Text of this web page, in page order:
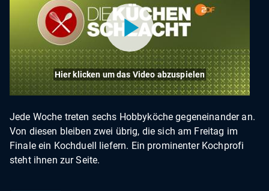
Hier klicken um das Video abzuspielen
Jede Woche treten sechs Hobbyköche gegeneinander an.
Von diesen bleiben zwei übrig, die sich am Freitag im
Finale ein Kochduell liefern. Ein prominenter Kochprofi
steht ihnen zur Seite.